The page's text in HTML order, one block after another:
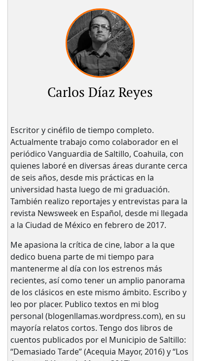
Carlos Díaz Reyes
Escritor y cinéfilo de tiempo completo.
Actualmente trabajo como colaborador en el
periódico Vanguardia de Saltillo, Coahuila, con
quienes laboré en diversas áreas durante cerca
de seis años, desde mis prácticas en la
universidad hasta luego de mi graduación.
También realizo reportajes y entrevistas para la
revista Newsweek en Español, desde mi llegada
a la Ciudad de México en febrero de 2017.
Me apasiona la crítica de cine, labor a la que
dedico buena parte de mi tiempo para
mantenerme al día con los estrenos más
recientes, así como tener un amplio panorama
de los clásicos en este mismo ámbito. Escribo y
leo por placer. Publico textos en mi blog
personal (blogenllamas.wordpress.com), en su
mayoría relatos cortos. Tengo dos libros de
cuentos publicados por el Municipio de Saltillo:
“Demasiado Tarde” (Acequia Mayor, 2016) y “Los